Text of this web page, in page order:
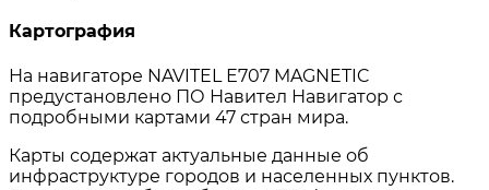
Картография
На навигаторе NAVITEL Е707 MAGNETIC
предустановлено ПО Навител Навигатор с
подробными картами 47 стран мира.
Карты содержат актуальные данные об
инфраструктуре городов и населенных пунктов.